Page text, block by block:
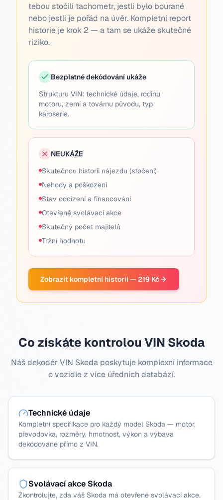
tebou stočili tachometr, jestli bylo bourané
nebo jestli je pořád na úvěr. Kompletní report
historie je krok 2 — a tam se ukáže skutečné
riziko.
Bezplatné dekódování ukáže
Strukturu VIN: technické údaje, rodinu
motoru, zemi a továrnu původu, typ
karoserie.
NEUKÁŽE
Skutečnou historii nájezdu (stočení)
Nehody a poškození
Stav odcizení a financování
Otevřené svolávací akce
Skutečný počet majitelů
Tržní hodnotu
Zobrazit kompletní historii — 219 Kč
Co získáte kontrolou VIN Skoda
Náš dekodér VIN Skoda poskytuje komplexní informace
o vozidle z více úředních databází.
Technické údaje
Kompletní specifikace pro každý model Skoda — motor,
převodovka, rozměry, hmotnost, výkon a výbava
dekódované přímo z VIN.
Svolávací akce Skoda
Zkontrolujte, zda váš Skoda má otevřené svolávací akce.